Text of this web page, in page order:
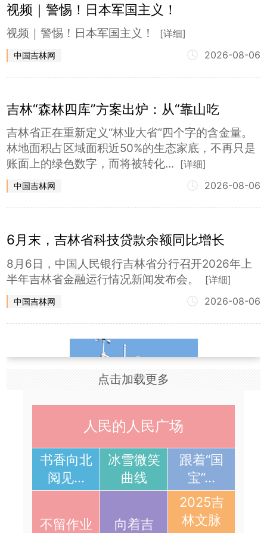
视频｜警惕！日本军国主义！
视频｜警惕！日本军国主义！ [详细]
中国吉林网 2026-08-06
吉林“森林四库”方案出炉：从“靠山吃
山”到“养山富山”的深层变革
吉林省正在重新定义“林业大省”四个字的含金量。
林地面积占区域面积近50%的生态家底，不再只是
账面上的绿色数字，而将被转化...
[详细]
中国吉林网 2026-08-06
6月末，吉林省科技贷款余额同比增长
10.4%
8月6日，中国人民银行吉林省分行召开2026年上
半年吉林省金融运行情况新闻发布会。
[详细]
中国吉林网 2026-08-06
气象解码室丨大暑期间气温高 立秋降温现清
8月7日我们将迎来二十四节气第十三个节气，也是
秋季首个节气—立秋。
[详细]
2026-08-06
点击加载更多
人民的人民广场
书香向北
阅见...
冰雪微笑
曲线
跟着“国
宝”...
不留作业
向着吉
2025吉
林文脉